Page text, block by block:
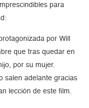
para
por Will
que tras quedar en
por su mujer.
salen adelante gracias
lección de este film.